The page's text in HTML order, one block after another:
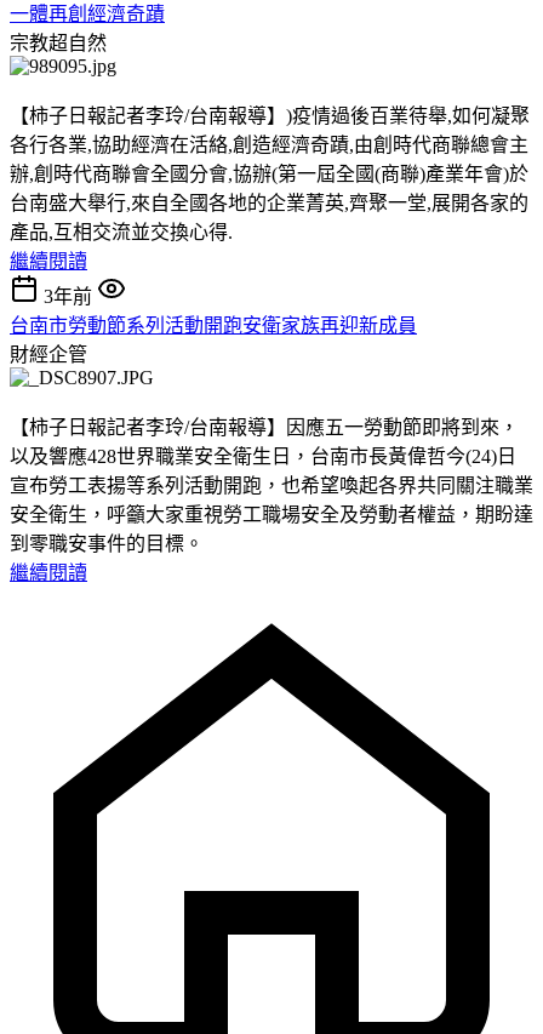
一體再創經濟奇蹟
宗教超自然
【柿子日報記者李玲/台南報導】)疫情過後百業待舉,如何凝聚
各行各業,協助經濟在活絡,創造經濟奇蹟,由創時代商聯總會主
辦,創時代商聯會全國分會,協辦(第一屆全國(商聯)產業年會)於
台南盛大舉行,來自全國各地的企業菁英,齊聚一堂,展開各家的
產品,互相交流並交換心得.
繼續閱讀
3年前
台南市勞動節系列活動開跑安衛家族再迎新成員
財經企管
【柿子日報記者李玲/台南報導】因應五一勞動節即將到來，
以及響應428世界職業安全衛生日，台南市長黃偉哲今(24)日
宣布勞工表揚等系列活動開跑，也希望喚起各界共同關注職業
安全衛生，呼籲大家重視勞工職場安全及勞動者權益，期盼達
到零職安事件的目標。
繼續閱讀